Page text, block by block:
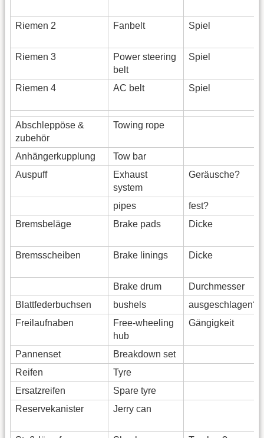
Riemen 2 Fanbelt Spiel
Riemen 3
Power steering
belt
Spiel
Riemen 4 AC belt Spiel
Abschleppöse &
zubehör
Towing rope
Anhängerkupplung
Tow bar
Auspuff
Exhaust
system
Geräusche?
pipes
fest?
Bremsbeläge
Brake pads Dicke
Bremsscheiben Brake linings Dicke
Brake drum
Durchmesser
Blattfederbuchsen
bushels
ausgeschlagen?
Freilaufnaben
Free-wheeling
hub
Gängigkeit
Pannenset
Breakdown set
Reifen
Tyre
Ersatzreifen
Spare tyre
Reservekanister
Jerry can